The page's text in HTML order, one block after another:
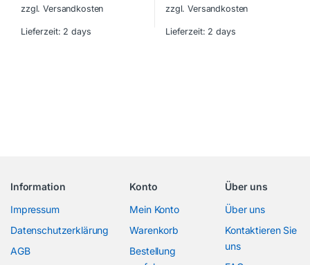
zzgl. Versandkosten
Lieferzeit: 2 days
zzgl. Versandkosten
Lieferzeit: 2 days
Information
Impressum
Datenschutzerklärung
AGB
Konto
Mein Konto
Warenkorb
Bestellung
Über uns
Über uns
Kontaktieren Sie
uns